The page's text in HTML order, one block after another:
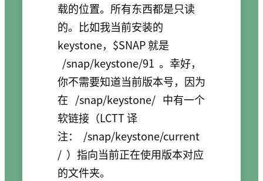
载的位置。所有东西都是只读
的。比如我当前安装的
keystone，$SNAP 就是
/snap/keystone/91 。幸好，
你不需要知道当前版本号，因为
在 /snap/keystone/ 中有一个
软链接（LCTT 译
注：
/snap/keystone/current
/ ）指向当前正在使用版本对应
的文件夹。